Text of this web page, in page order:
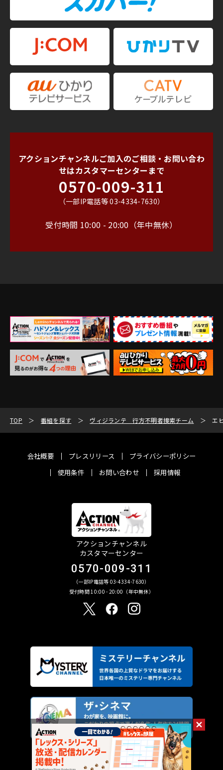
アクションチャンネルご加入のご相談・お問い合わ
せはカスタマーセンターまで
0570-009-311
（一部IP電話等 03-4334-7630）
受付時間 10:00 - 20:00（年中無休）
TOP 番組を探す ヴィジランテ 行方不明者捜索チーム エ
会社概要 プレスリリース
プライバシーポリシー
使用条件
お問い合わせ 採用情報
アクションチャンネル
カスタマーセンター
0570-009-311
（一部IP電話等 03-4334-7630）
受付時間 10:00 - 20:00（年中無休）
©︎ AXN Entertainment Co., Ltd. All Rights Reserved.